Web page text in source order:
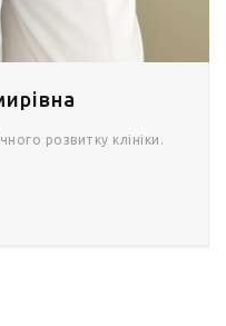
розвитку клініки.